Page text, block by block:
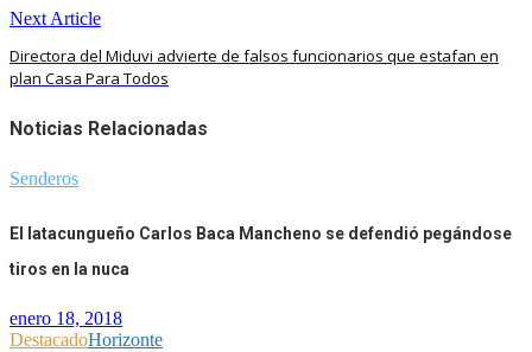
Next Article
Directora del Miduvi advierte de falsos funcionarios que estafan en
plan Casa Para Todos
Noticias Relacionadas
Senderos
El latacungueño Carlos Baca Mancheno se defendió pegándose
tiros en la nuca
enero 18, 2018
DestacadoHorizonte